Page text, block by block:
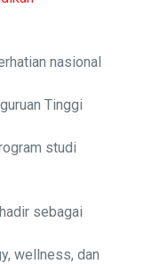
nasional
Tinggi
studi
sebagai
wellness, dan